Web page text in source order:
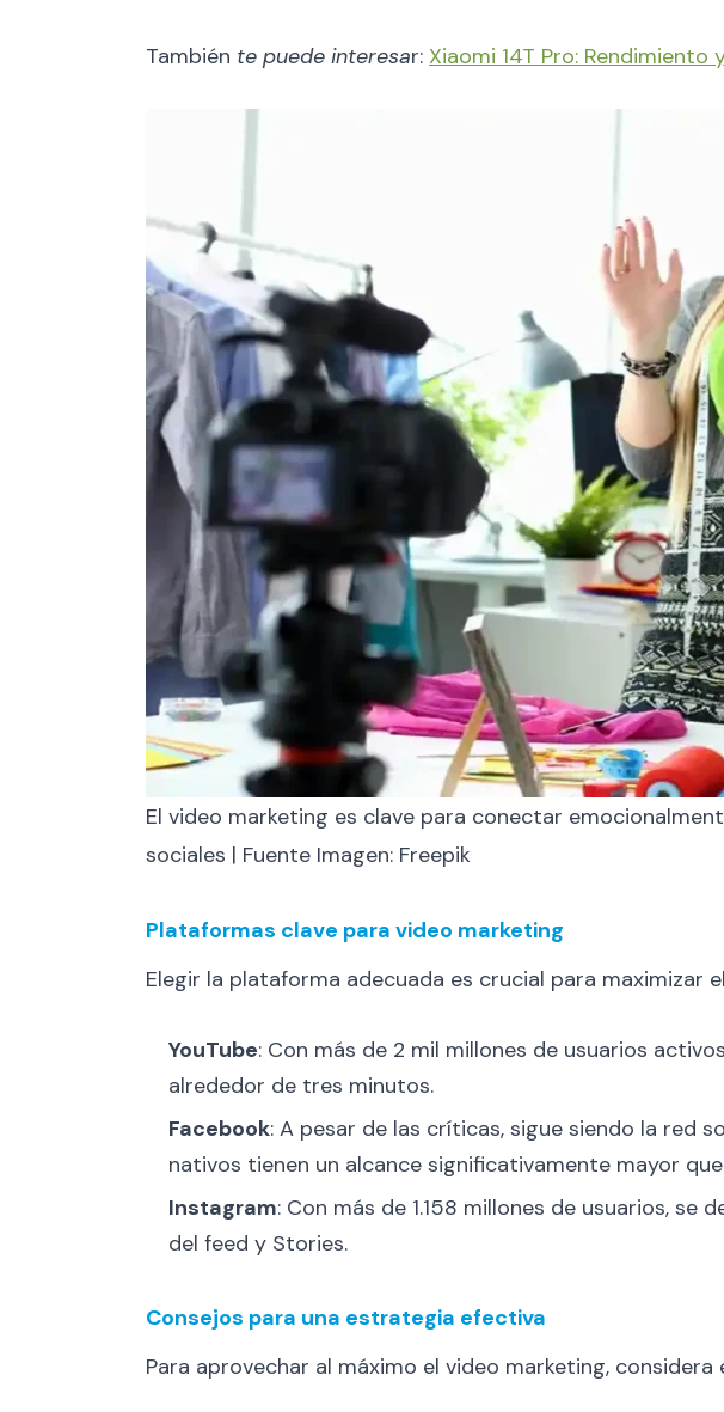
También te puede interesar: Xiaomi 14T Pro:
El video marketing es clave para conectar
sociales | Fuente Imagen: Freepik
Plataformas clave para video marketing
Elegir la plataforma adecuada es crucial para maximizar
YouTube: Con más de 2 mil millones de usuarios
alrededor de tres minutos.
Facebook: A pesar de las críticas, sigue siendo la red
nativos tienen un alcance significativamente mayor
Instagram: Con más de 1.158 millones de usuarios,
del feed y Stories.
Consejos para una estrategia efectiva
Para aprovechar al máximo el video marketing, considera